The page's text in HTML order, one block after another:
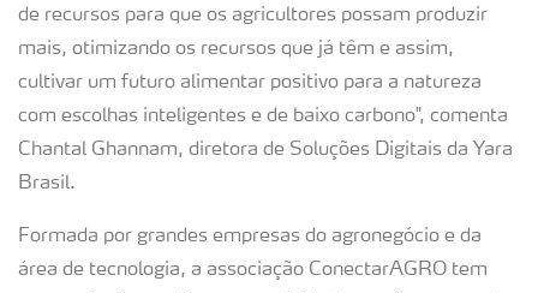
de recursos para que os agricultores possam produzir
mais, otimizando os recursos que já têm e assim,
cultivar um futuro alimentar positivo para a natureza
com escolhas inteligentes e de baixo carbono", comenta
Chantal Ghannam, diretora de Soluções Digitais da Yara
Brasil.
Formada por grandes empresas do agronegócio e da
área de tecnologia, a associação ConectarAGRO tem